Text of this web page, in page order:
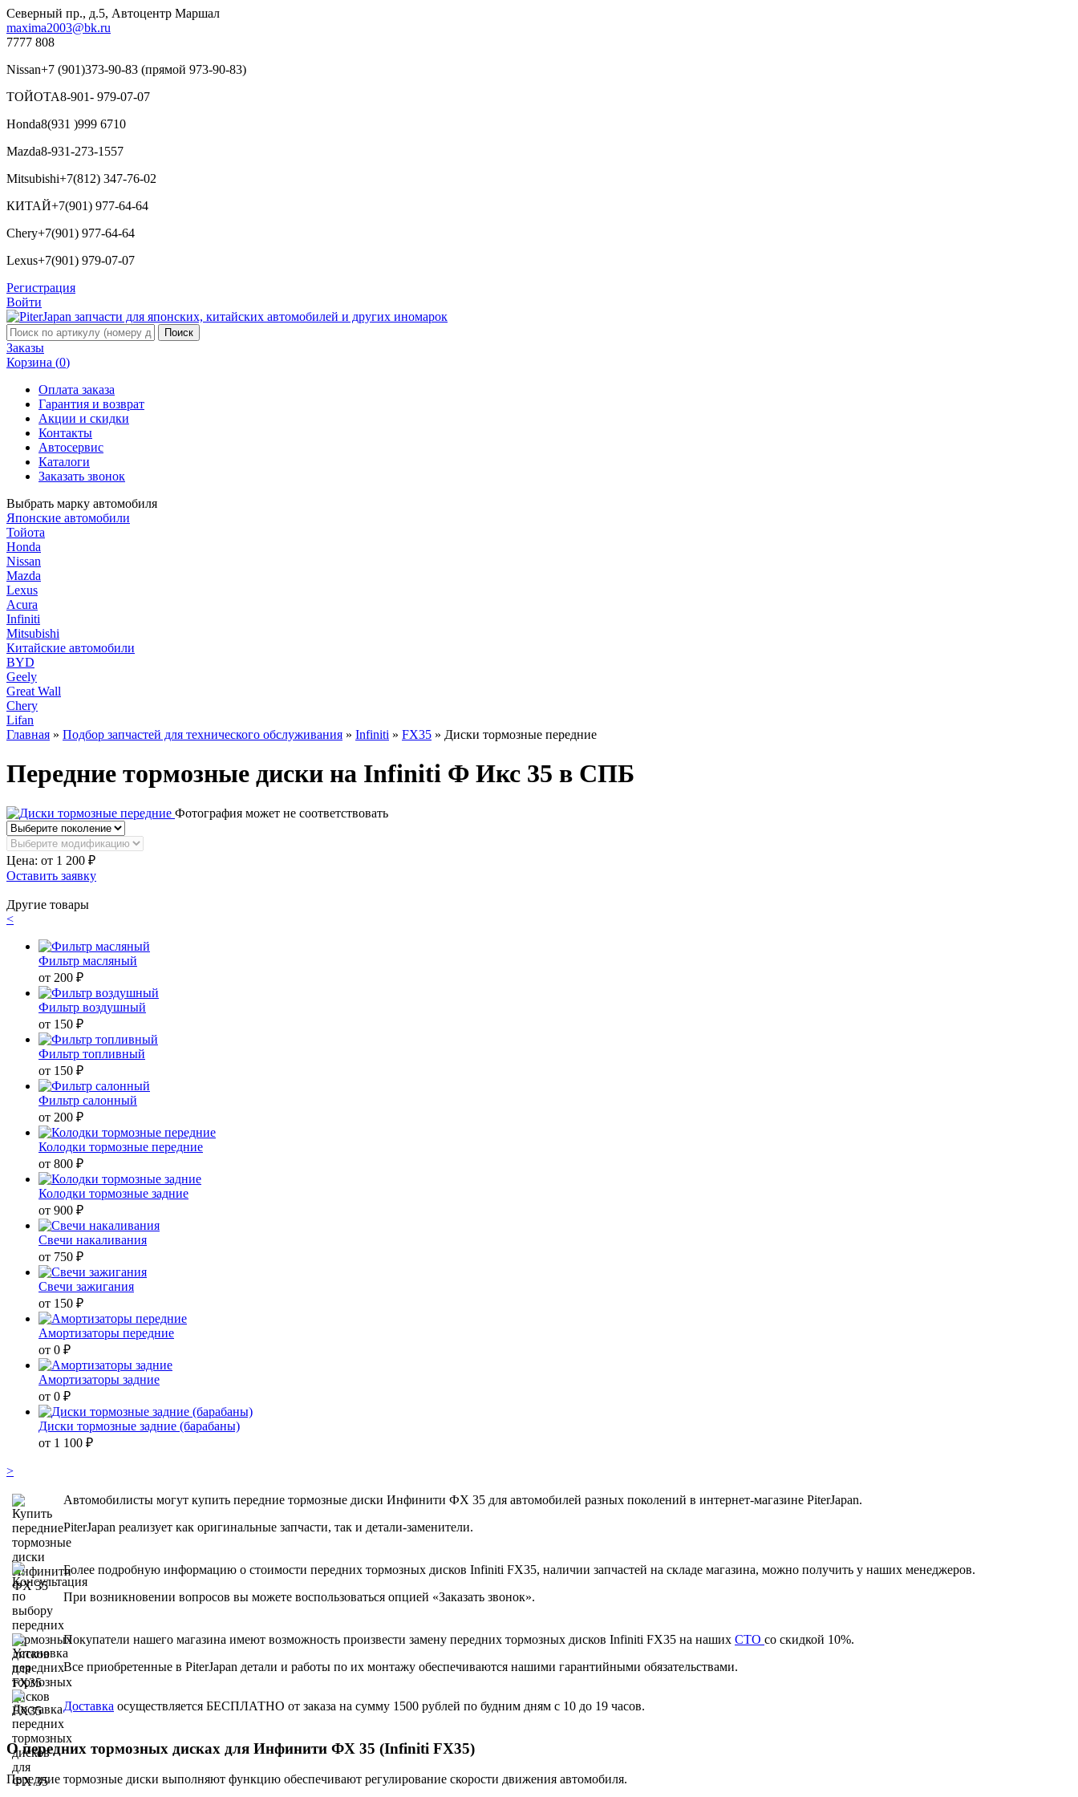
Северный пр., д.5, Автоцентр Маршал
maxima2003@bk.ru
7777 808
Nissan+7 (901)373-90-83 (прямой 973-90-83)
ТОЙОТА8-901- 979-07-07
Honda8(931 )999 6710
Mazda8-931-273-1557
Mitsubishi+7(812) 347-76-02
КИТАЙ+7(901) 977-64-64
Chery+7(901) 977-64-64
Lexus+7(901) 979-07-07
Регистрация
Войти
Заказы
Корзина (0)
Оплата заказа
Гарантия и возврат
Акции и скидки
Контакты
Автосервис
Каталоги
Заказать звонок
Выбрать марку автомобиля
Японские автомобили
Тойота
Honda
Nissan
Mazda
Lexus
Acura
Infiniti
Mitsubishi
Китайские автомобили
BYD
Geely
Great Wall
Chery
Lifan
Главная » Подбор запчастей для технического обслуживания » Infiniti » FX35 » Диски тормозные передние
Передние тормозные диски на Infiniti Ф Икс 35 в СПБ
Фотография может не соответствовать
Цена: от 1 200 ₽
Оставить заявку
Другие товары
<
Фильтр масляный
от 200 ₽
Фильтр воздушный
от 150 ₽
Фильтр топливный
от 150 ₽
Фильтр салонный
от 200 ₽
Колодки тормозные передние
от 800 ₽
Колодки тормозные задние
от 900 ₽
Свечи накаливания
от 750 ₽
Свечи зажигания
от 150 ₽
Амортизаторы передние
от 0 ₽
Амортизаторы задние
от 0 ₽
Диски тормозные задние (барабаны)
от 1 100 ₽
>
Автомобилисты могут купить передние тормозные диски Инфинити ФХ 35 для автомобилей разных поколений в интернет-магазине PiterJapan.
PiterJapan реализует как оригинальные запчасти, так и детали-заменители.
Более подробную информацию о стоимости передних тормозных дисков Infiniti FX35, наличии запчастей на складе магазина, можно получить у наших менеджеров.
При возникновении вопросов вы можете воспользоваться опцией «Заказать звонок».
Покупатели нашего магазина имеют возможность произвести замену передних тормозных дисков Infiniti FX35 на наших СТО со скидкой 10%.
Все приобретенные в PiterJapan детали и работы по их монтажу обеспечиваются нашими гарантийными обязательствами.
Доставка осуществляется БЕСПЛАТНО от заказа на сумму 1500 рублей по будним дням с 10 до 19 часов.
О передних тормозных дисках для Инфинити ФХ 35 (Infiniti FX35)
Передние тормозные диски выполняют функцию обеспечивают регулирование скорости движения автомобиля.